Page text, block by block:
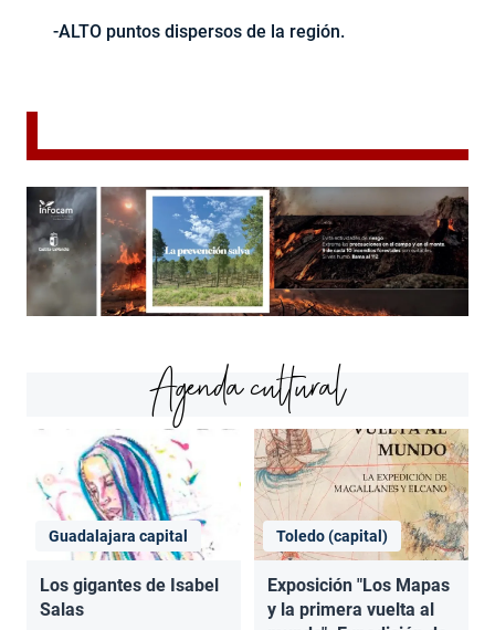
-ALTO puntos dispersos de la región.
Agenda cultural
Guadalajara capital
Los gigantes de Isabel
Salas
Toledo (capital)
Exposición "Los Mapas
y la primera vuelta al